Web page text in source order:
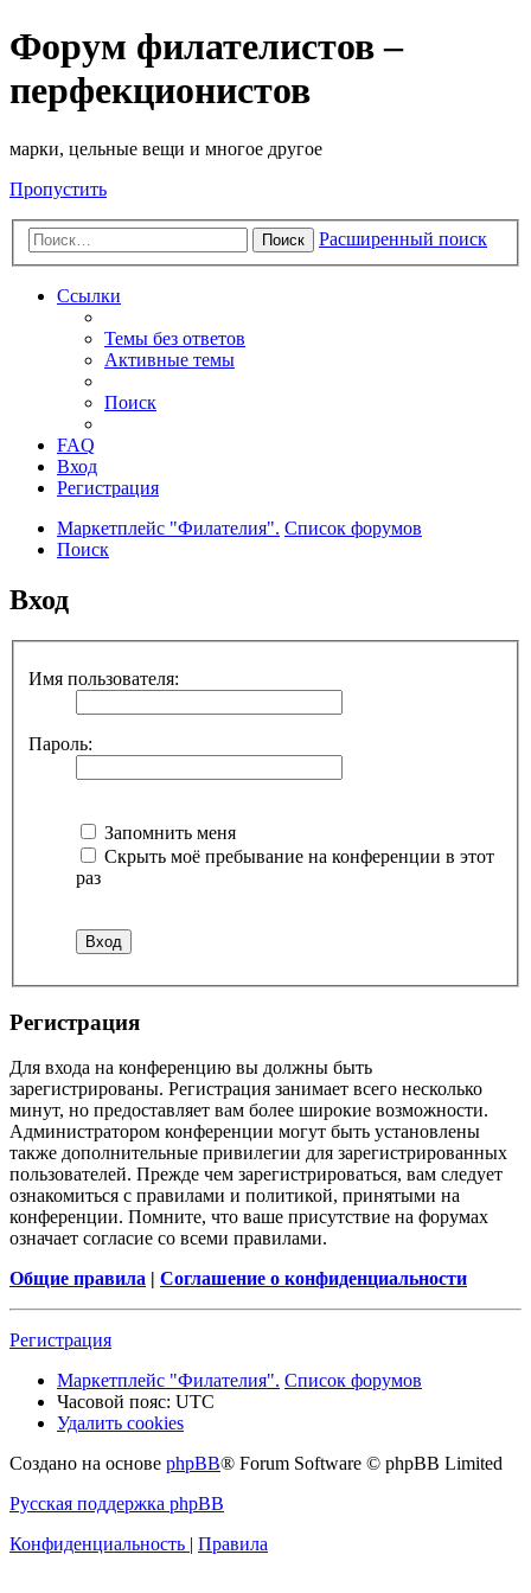
Форум филателистов –
перфекционистов
марки, цельные вещи и многое другое
Пропустить
Поиск Расширенный поиск
Ссылки
Темы без ответов
Активные темы
Поиск
FAQ
Вход
Регистрация
Маркетплейс "Филателия". Список форумов
Поиск
Вход
Имя пользователя:
Пароль:
Запомнить меня
Скрыть моё пребывание на конференции в этот
раз
Регистрация
Для входа на конференцию вы должны быть
зарегистрированы. Регистрация занимает всего несколько
минут, но предоставляет вам более широкие возможности.
Администратором конференции могут быть установлены
также дополнительные привилегии для зарегистрированных
пользователей. Прежде чем зарегистрироваться, вам следует
ознакомиться с правилами и политикой, принятыми на
конференции. Помните, что ваше присутствие на форумах
означает согласие со всеми правилами.
Общие правила | Соглашение о конфиденциальности
Регистрация
Маркетплейс "Филателия". Список форумов
Часовой пояс: UTC
Удалить cookies
Создано на основе phpBB® Forum Software © phpBB Limited
Русская поддержка phpBB
Конфиденциальность | Правила